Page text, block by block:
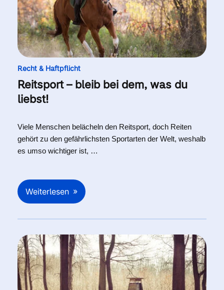
Recht & Haftpflicht
Reitsport – bleib bei dem, was du
liebst!
Viele Menschen belächeln den Reitsport, doch Reiten
gehört zu den gefährlichsten Sportarten der Welt, weshalb
es umso wichtiger ist, …
Weiterlesen